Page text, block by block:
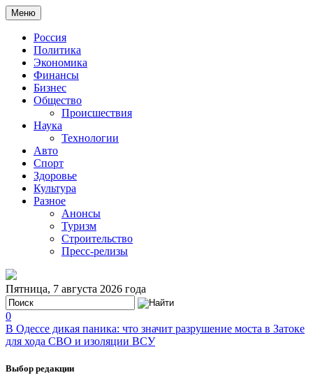
Меню
Россия
Политика
Экономика
Финансы
Бизнес
Общество
Происшествия
Наука
Технологии
Авто
Спорт
Здоровье
Культура
Разное
Анонсы
Туризм
Строительство
Пресс-релизы
Пятница, 7 августа 2026 года
0
В Одессе дикая паника: что значит разрушение моста в Затоке
для хода СВО и изоляции ВСУ
Выбор редакции